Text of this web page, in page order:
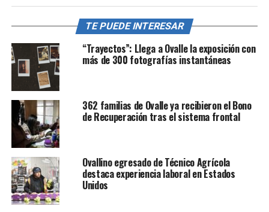
TE PUEDE INTERESAR
“Trayectos”: Llega a Ovalle la exposición con
más de 300 fotografías instantáneas
362 familias de Ovalle ya recibieron el Bono
de Recuperación tras el sistema frontal
Ovallino egresado de Técnico Agrícola
destaca experiencia laboral en Estados
Unidos